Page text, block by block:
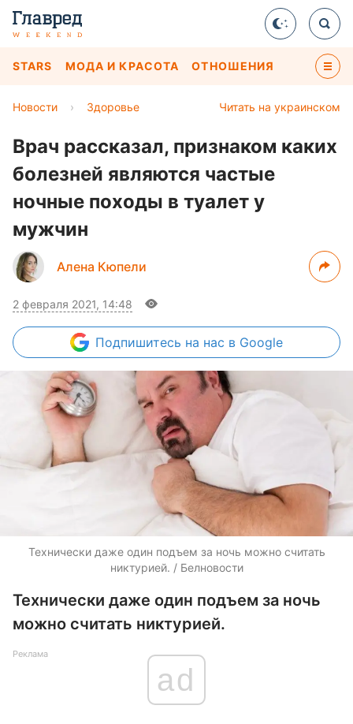
STARS МОДА И КРАСОТА ОТНОШЕНИЯ
Читать на украинском
Новости › Здоровье
Врач рассказал, признаком каких
болезней являются частые
ночные походы в туалет у
мужчин
Алена Кюпели
2 февраля 2021, 14:48
Подпишитесь на нас в Google
Технически даже один подъем за ночь можно считать
никтурией. / Белновости
Технически даже один подъем за ночь
можно считать никтурией.
Реклама
ad